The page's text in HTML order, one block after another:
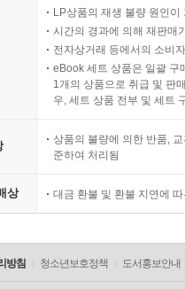
LP상품의 재생 불량 원인
시간의 경과에 의해 재판매
전자상거래 등에서의 소비
eBook 세트 상품은 일괄 구
1개의 상품으로 취급 및 판
우, 세트 상품 전부 및 세트
상품의 불량에 의한 반품,
준하여 처리됨
상 대금 환불 및 환불 지연에
방침 청소년보호정책 도서홍보안내